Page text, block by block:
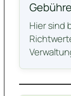
Hier sind